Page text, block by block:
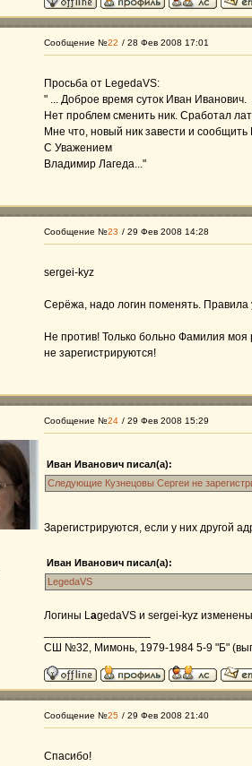
Сообщение №22 / 28 Фев 2008 17:01
Просьба от LegedaVS:
" ... Доброе время суток Иван Иванович.
Нет проблем сменить ник. Сработал
Мне что, новый ник завести и
С Уважением
Владимир Лагеда..."
Сообщение №23 / 29 Фев 2008 14:28
sergei-kyz
Серёжа, надо логин поменять.
Не против! Только больно Фамилия
не зарегистрируются!
Сообщение №24 / 29 Фев 2008 15:29
Иван Иванович писал(а):
Следующие Кузнецовы Сергеи не
Зарегистрируются, если у них другой
Иван Иванович писал(а):
LegedaVS
Логины LagedaVS и sergei-kyz
СШ №32, Мимонь, 1979-1984 5-9 "Б"
Сообщение №25 / 29 Фев 2008 21:40
Спасибо!